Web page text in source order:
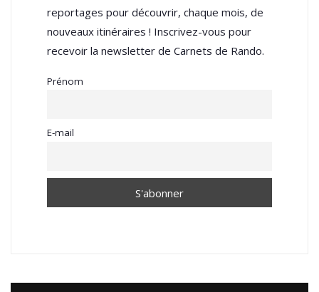
reportages pour découvrir, chaque mois, de
nouveaux itinéraires ! Inscrivez-vous pour
recevoir la newsletter de Carnets de Rando.
Prénom
E-mail